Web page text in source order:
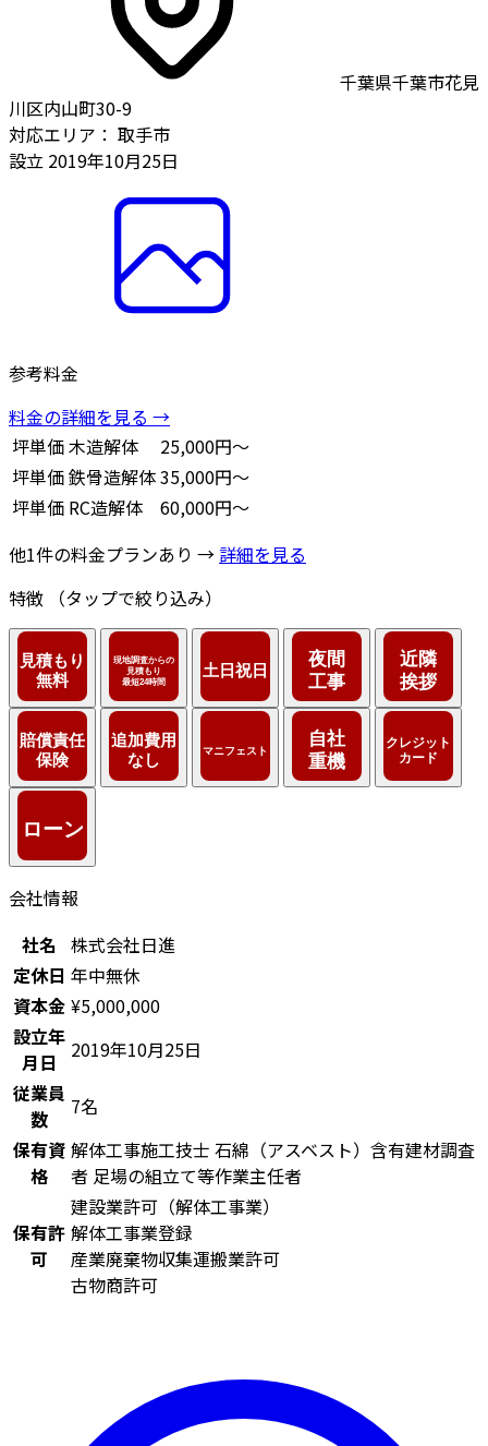
千葉県千葉市花見
川区内山町30-9
対応エリア： 取手市
設立 2019年10月25日
参考料金
料金の詳細を見る →
坪単価木造解体
25,000円～
坪単価鉄骨造解体35,000円～
坪単価 RC造解体
60,000円～
他1件の料金プランあり → 詳細を見る
特徴
（タップで絞り込み）
会社情報
社名 株式会社日進
定休日 年中無休
資本金 ¥5,000,000
設立年
月日
2019年10月25日
従業員
数
7名
保有資
格
解体工事施工技士 石綿（アスベスト）含有建材調査
者 足場の組立て等作業主任者
保有許
可
建設業許可（解体工事業）
解体工事業登録
産業廃棄物収集運搬業許可
古物商許可